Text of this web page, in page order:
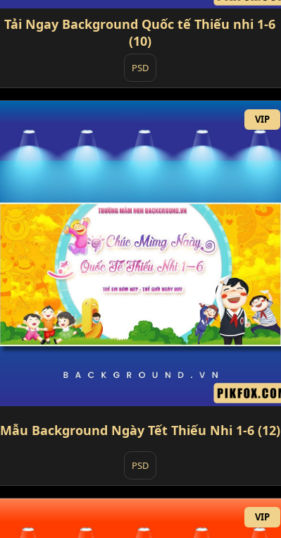
Tải Ngay Background Quốc tế Thiếu nhi 1-6
(10)
PSD
VIP
Mẫu Background Ngày Tết Thiếu Nhi 1-6 (12)
PSD
VIP